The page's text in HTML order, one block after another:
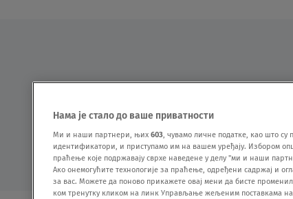
Нама је стало до ваше приватности
Ми и наши партнери, њих 603, чувамо личне податке, као што су
идентификатори, и приступамо им на вашем уређају. Избором
праћење које подржавају сврхе наведене у делу "ми и наши
Ако онемогућите технологије за праћење, одређени садржај и
за вас. Можете да поново прикажете овај мени да бисте
ком тренутку кликом на линк Управљање жељеним поставкама